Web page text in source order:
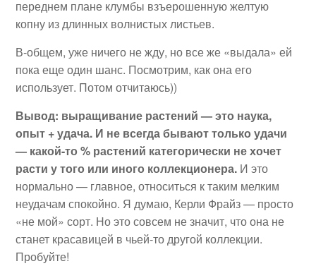
переднем плане клумбы взъерошенную желтую
копну из длинных волнистых листьев.
В-общем, уже ничего не жду, но все же «выдала» ей
пока еще один шанс. Посмотрим, как она его
использует. Потом отчитаюсь))
Вывод: выращивание растений — это наука,
опыт + удача. И не всегда бывают только удачи
— какой-то % растений категорически не хочет
расти у того или иного коллекционера. И это
нормально — главное, относиться к таким мелким
неудачам спокойно. Я думаю, Керли Фрайз — просто
«не мой» сорт. Но это совсем не значит, что она не
станет красавицей в чьей-то другой коллекции.
Пробуйте!